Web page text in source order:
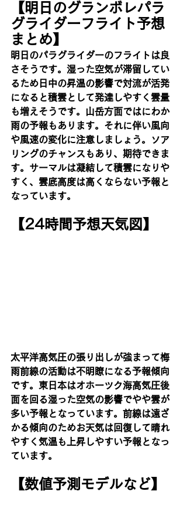
【明日のグランボレパラ
グライダーフライト予想
まとめ】
明日のパラグライダーのフライトは良
さそうです。湿った空気が滞留してい
るため日中の昇温の影響で対流が活発
になると積雲として発達しやすく雲量
も増えそうです。山岳方面ではにわか
雨の予報もあります。それに伴い風向
や風速の変化に注意しましょう。ソア
リングのチャンスもあり、期待できま
す。サーマルは凝結して積雲になりや
すく、雲底高度は高くならない予報と
なっています。
【24時間予想天気図】
太平洋高気圧の張り出しが強まって梅
雨前線の活動は不明瞭になる予報傾向
です。東日本はオホーツク海高気圧後
面を回る湿った空気の影響でやや雲が
多い予報となっています。前線は遠ざ
かる傾向のためお天気は回復して晴れ
やすく気温も上昇しやすい予報となっ
ています。
【数値予測モデルなど】